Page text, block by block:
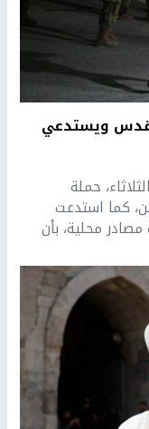
ويستدعي
حملة
كما استدعت
محلية، بأن